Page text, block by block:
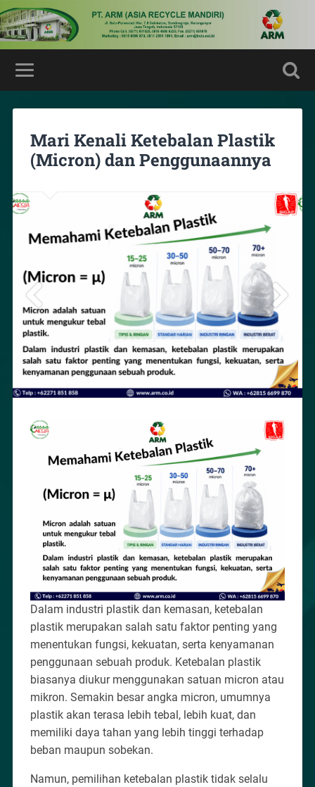
Mari Kenali Ketebalan Plastik
(Micron) dan Penggunaannya
Dalam industri plastik dan kemasan, ketebalan
plastik merupakan salah satu faktor penting yang
menentukan fungsi, kekuatan, serta kenyamanan
penggunaan sebuah produk. Ketebalan plastik
biasanya diukur menggunakan satuan micron atau
mikron. Semakin besar angka micron, umumnya
plastik akan terasa lebih tebal, lebih kuat, dan
memiliki daya tahan yang lebih tinggi terhadap
beban maupun sobekan.
Namun, pemilihan ketebalan plastik tidak selalu